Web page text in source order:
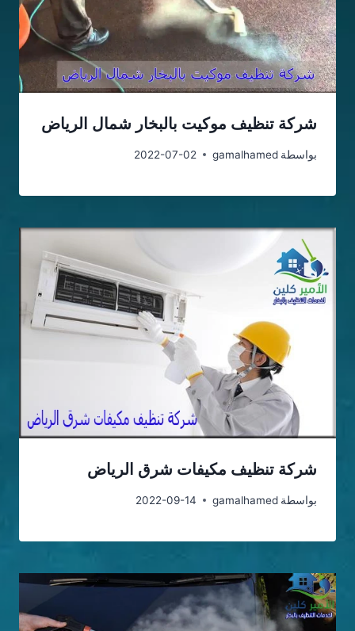
شركة تنظيف موكيت بالبخار شمال الرياض
بواسطة gamalhamed
2022-07-02
شركة تنظيف مكيفات شرق الرياض
بواسطة gamalhamed
2022-09-14